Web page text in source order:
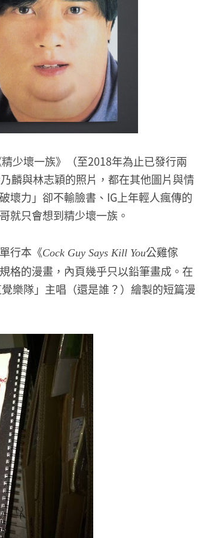
少壞一族》（至2018年為止已發行兩
麟與林志穎的照片，都在其他圖片與情
壞力」卻不輸臉書、IG上年輕人瘋傳的
就只會想到精少壞一族。
行本《Cock Guy Says Kill You公雞傢
格的漫畫，內頁幾乎只以鉛筆畫成。在
樂隊」主唱（還是誰？）繪製的短篇漫